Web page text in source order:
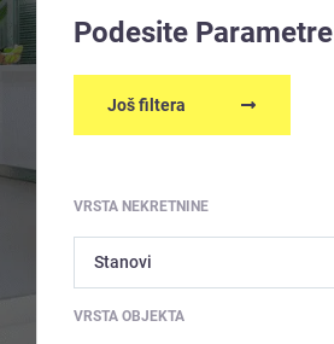
Podesite Parametre
Još filtera
VRSTA NEKRETNINE
VRSTA OBJEKTA